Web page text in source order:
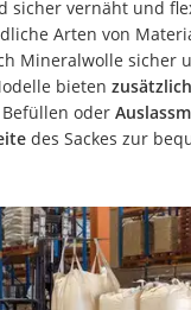
sicher vernäht und
Arten von
Mineralwolle sicher
bieten
oder
des Sackes zur